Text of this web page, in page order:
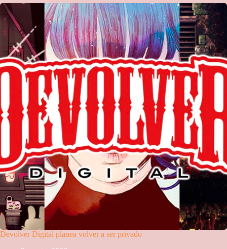
Devolver Digital planea volver a ser privado